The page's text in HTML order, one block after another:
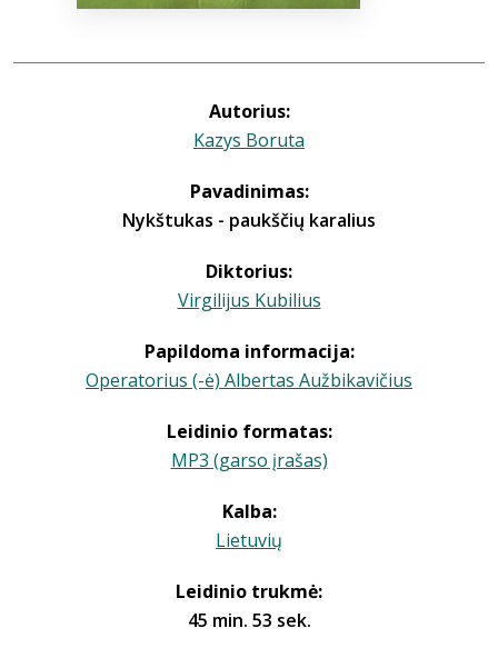
Autorius:
Kazys Boruta
Pavadinimas:
Nykštukas - paukščių karalius
Diktorius:
Virgilijus Kubilius
Papildoma informacija:
Operatorius (-ė) Albertas Aužbikavičius
Leidinio formatas:
MP3 (garso įrašas)
Kalba:
Lietuvių
Leidinio trukmė:
45 min. 53 sek.